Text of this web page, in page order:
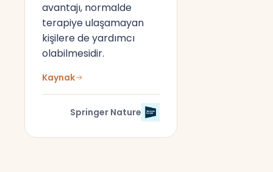
avantajı, normalde
terapiye ulaşamayan
kişilere de yardımcı
olabilmesidir.
Kaynak
Springer Nature